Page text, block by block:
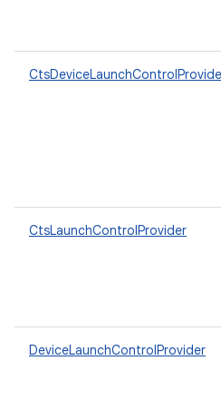
CtsLaunchControlProvider
DeviceLaunchControlProvider